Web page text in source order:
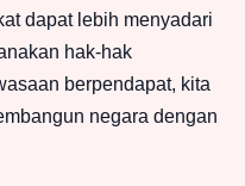
dapat lebih menyadari
hak-hak
berpendapat, kita
negara dengan